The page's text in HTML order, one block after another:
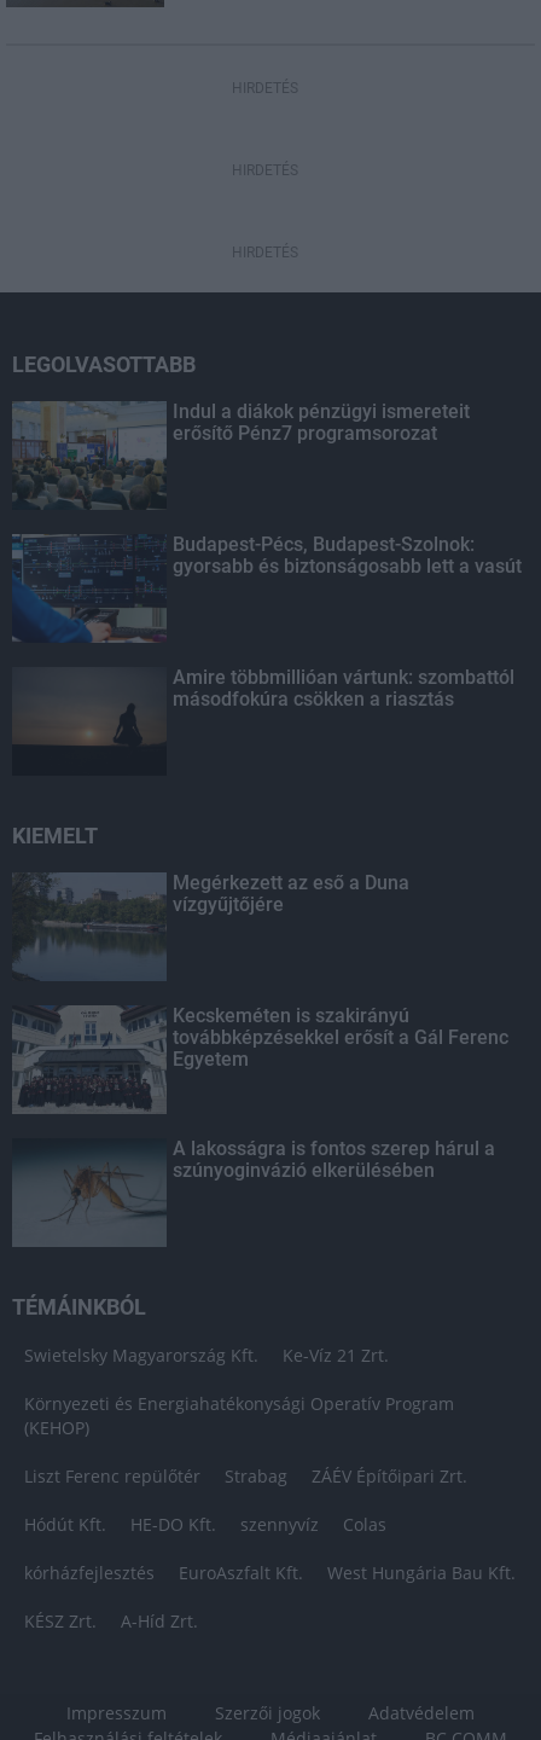
HIRDETÉS
HIRDETÉS
HIRDETÉS
LEGOLVASOTTABB
Indul a diákok pénzügyi ismereteit
erősítő Pénz7 programsorozat
Budapest-Pécs, Budapest-Szolnok:
gyorsabb és biztonságosabb lett a vasút
Amire többmillióan vártunk: szombattól
másodfokúra csökken a riasztás
KIEMELT
Megérkezett az eső a Duna
vízgyűjtőjére
Kecskeméten is szakirányú
továbbképzésekkel erősít a Gál Ferenc
Egyetem
A lakosságra is fontos szerep hárul a
szúnyoginvázió elkerülésében
TÉMÁINKBÓL
Swietelsky Magyarország Kft. Ke-Víz 21 Zrt.
Környezeti és Energiahatékonysági Operatív Program
(KEHOP)
Liszt Ferenc repülőtér Strabag ZÁÉV Építőipari Zrt.
Hódút Kft. HE-DO Kft. szennyvíz Colas
kórházfejlesztés EuroAszfalt Kft. West Hungária Bau Kft.
KÉSZ Zrt. A-Híd Zrt.
Impresszum Szerzői jogok
Adatvédelem